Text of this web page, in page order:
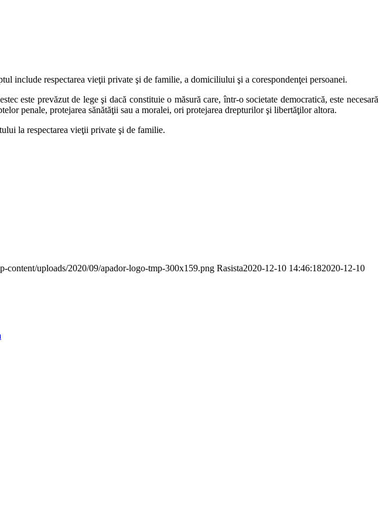
include respectarea vieţii private şi de familie, a domiciliului şi a corespondenţei persoanei.
este prevăzut de lege şi dacă constituie o măsură care, într-o societate democratică, este necesară
penale, protejarea sănătăţii sau a moralei, ori protejarea drepturilor şi libertăţilor altora.
la respectarea vieţii private şi de familie.
content/uploads/2020/09/apador-logo-tmp-300x159.png Rasista2020-12-10 14:46:182020-12-10